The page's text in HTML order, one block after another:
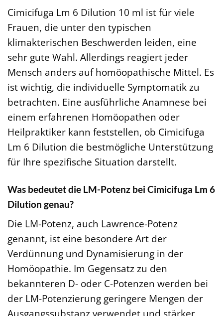
Cimicifuga Lm 6 Dilution 10 ml ist für viele
Frauen, die unter den typischen
klimakterischen Beschwerden leiden, eine
sehr gute Wahl. Allerdings reagiert jeder
Mensch anders auf homöopathische Mittel. Es
ist wichtig, die individuelle Symptomatik zu
betrachten. Eine ausführliche Anamnese bei
einem erfahrenen Homöopathen oder
Heilpraktiker kann feststellen, ob Cimicifuga
Lm 6 Dilution die bestmögliche Unterstützung
für Ihre spezifische Situation darstellt.
Was bedeutet die LM-Potenz bei Cimicifuga Lm 6
Dilution genau?
Die LM-Potenz, auch Lawrence-Potenz
genannt, ist eine besondere Art der
Verdünnung und Dynamisierung in der
Homöopathie. Im Gegensatz zu den
bekannteren D- oder C-Potenzen werden bei
der LM-Potenzierung geringere Mengen der